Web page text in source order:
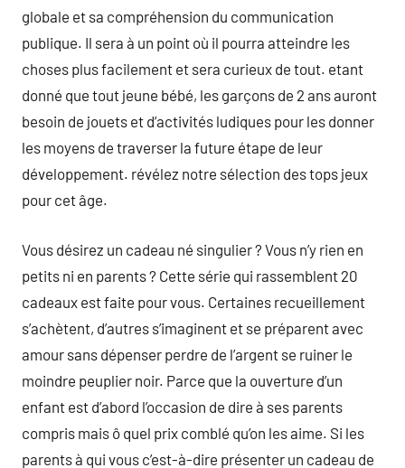
globale et sa compréhension du communication
publique. Il sera à un point où il pourra atteindre les
choses plus facilement et sera curieux de tout. etant
donné que tout jeune bébé, les garçons de 2 ans auront
besoin de jouets et d’activités ludiques pour les donner
les moyens de traverser la future étape de leur
développement. révélez notre sélection des tops jeux
pour cet âge.
Vous désirez un cadeau né singulier ? Vous n’y rien en
petits ni en parents ? Cette série qui rassemblent 20
cadeaux est faite pour vous. Certaines recueillement
s’achètent, d’autres s’imaginent et se préparent avec
amour sans dépenser perdre de l’argent se ruiner le
moindre peuplier noir. Parce que la ouverture d’un
enfant est d’abord l’occasion de dire à ses parents
compris mais ô quel prix comblé qu’on les aime. Si les
parents à qui vous c’est-à-dire présenter un cadeau de